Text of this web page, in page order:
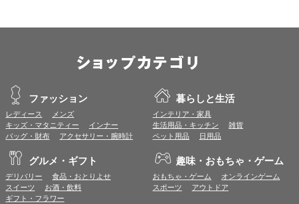
ファッション
レディース
メンズ
キッズ・マタニティー
インナー
バッグ・財布
アクセサリー・腕時計
暮らしと生活
インテリア・家具
生活用品・キッチン
雑貨
ペット用品
日用品
グルメ・ギフト
デリバリー
食品・おとりよせ
スイーツ
お酒・飲料
ギフト・フラワー
趣味・おもちゃ・ゲーム
おもちゃ・ゲーム
オンラインゲーム
スポーツ
アウトドア